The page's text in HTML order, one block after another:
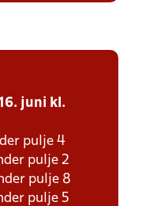
juni kl.
pulje 4
pulje 2
pulje 8
pulje 5